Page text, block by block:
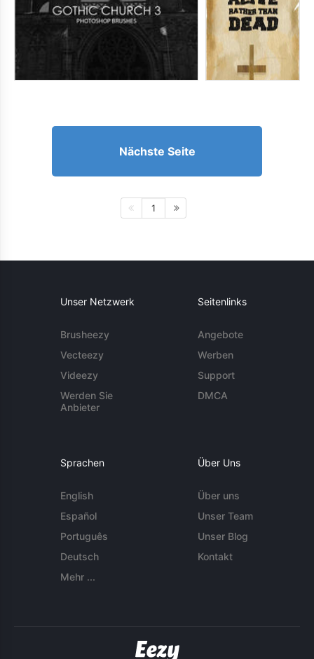
Nächste Seite
1
Unser Netzwerk
Brusheezy
Vecteezy
Videezy
Werden Sie
Anbieter
Seitenlinks
Angebote
Werben
Support
DMCA
Sprachen
English
Español
Português
Deutsch
Mehr ...
Über Uns
Über uns
Unser Team
Unser Blog
Kontakt